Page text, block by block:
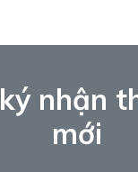
nhận
mới